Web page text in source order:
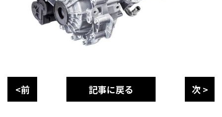
<前 記事に戻る 次 >